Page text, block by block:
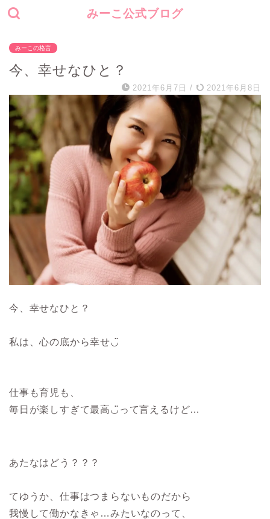
みーこ公式ブログ
みーこの格言
今、幸せなひと？
2021年6月7日 / 2021年6月8日
今、幸せなひと？
私は、心の底から幸せ◡̈
仕事も育児も、
毎日が楽しすぎて最高◡̈って言えるけど…
あたなはどう？？？
てゆうか、仕事はつまらないものだから
我慢して働かなきゃ…みたいなのって、